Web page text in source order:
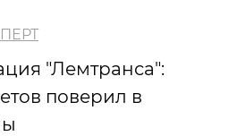
"Лемтранса":
поверил в